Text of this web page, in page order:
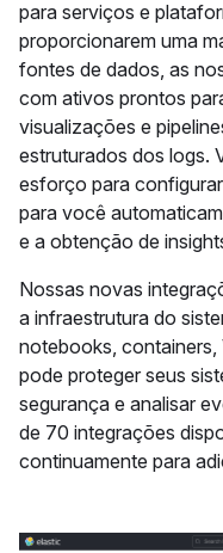
para serviços e
proporcionarem uma
fontes de dados, as
com ativos prontos
visualizações e
estruturados dos logs.
esforço para
para você
e a obtenção de
Nossas novas
a infraestrutura do
notebooks, containers,
pode proteger seus
segurança e analisar
de 70 integrações
continuamente para